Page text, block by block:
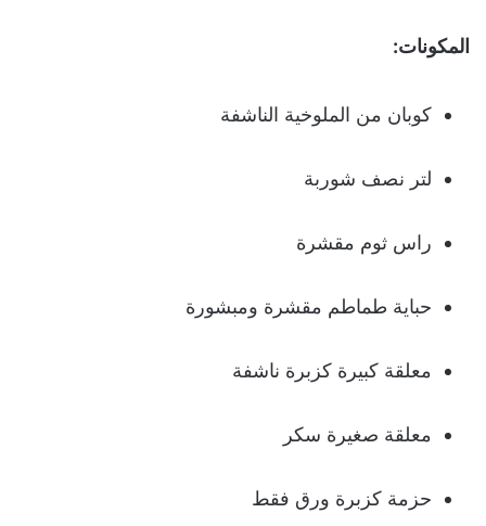
المكونات:
كوبان من الملوخية الناشفة
لتر نصف شوربة
راس ثوم مقشرة
حباية طماطم مقشرة ومبشورة
معلقة كبيرة كزبرة ناشفة
معلقة صغيرة سكر
حزمة كزبرة ورق فقط